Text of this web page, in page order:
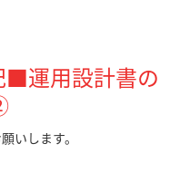
運用設計書の
いします。